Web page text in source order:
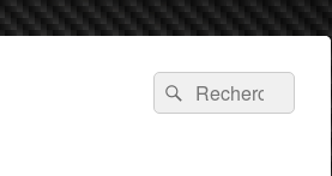
Recherche :
Rechercher